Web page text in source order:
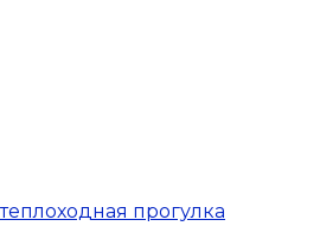
прогулка